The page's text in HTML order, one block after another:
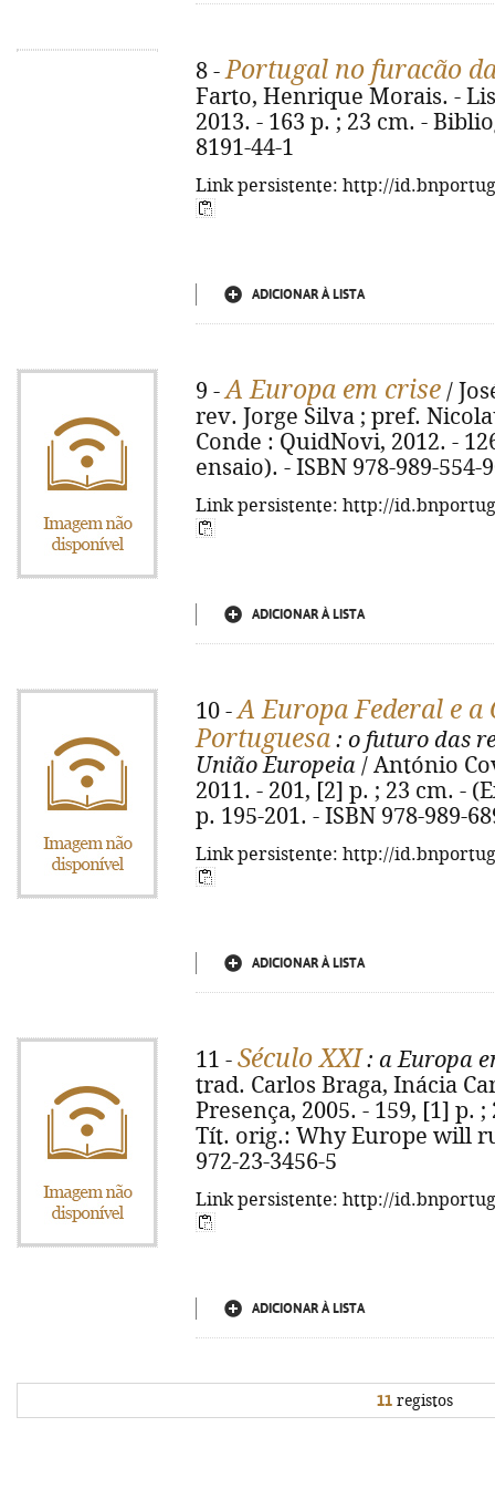
8 -Portugal no furacão
Farto, Henrique Morais. -
2013. - 163 p. ; 23 cm. -
8191-44-1
Link persistente: http://
ADICIONAR À LISTA
9 -A Europa em crise /
rev. Jorge Silva ; pref.
Conde : QuidNovi, 2012. -
ensaio). - ISBN 978-989-554-
Link persistente: http://
ADICIONAR À LISTA
10 -A Europa Federal e a
Portuguesa : o futuro das
União Europeia / António
2011. - 201, [2] p. ; 23 cm. -
p. 195-201. - ISBN 978-989-
Link persistente: http://
ADICIONAR À LISTA
11 - Século XXI : a Europa
trad. Carlos Braga, Inácia
Presença, 2005. - 159, [1] p.
Tít. orig.: Why Europe will
972-23-3456-5
Link persistente: http://
ADICIONAR À LISTA
11registos